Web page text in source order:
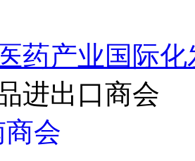
药产业国际
进出口商会